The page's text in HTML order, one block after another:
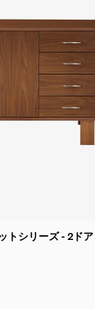
トシリーズ - 2ド